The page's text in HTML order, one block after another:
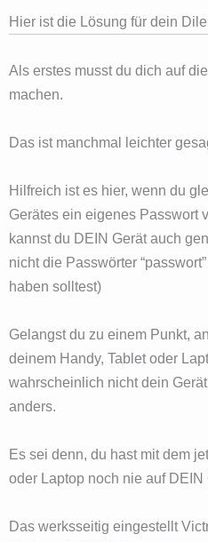
Hier ist die Lösung für dein
Als erstes musst du dich auf
machen.
Das ist manchmal leichter
Hilfreich ist es hier, wenn du
Gerätes ein eigenes Passwort
kannst du DEIN Gerät auch
nicht die Passwörter
haben solltest)
Gelangst du zu einem Punkt,
deinem Handy, Tablet oder
wahrscheinlich nicht dein
anders.
Es sei denn, du hast mit dem
oder Laptop noch nie auf DEIN
Das werksseitig eingestellt